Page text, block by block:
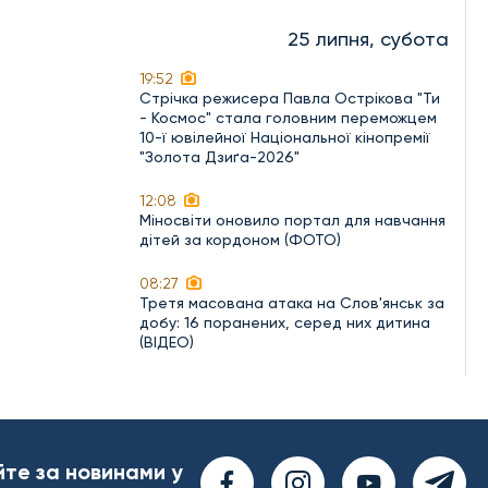
25 липня, субота
19:52
Стрічка режисера Павла Острікова "Ти
- Космос" стала головним переможцем
10-ї ювілейної Національної кінопремії
"Золота Дзиґа-2026"
12:08
Міносвіти оновило портал для навчання
дітей за кордоном (ФОТО)
08:27
Третя масована атака на Слов'янськ за
добу: 16 поранених, серед них дитина
(ВІДЕО)
за новинами у